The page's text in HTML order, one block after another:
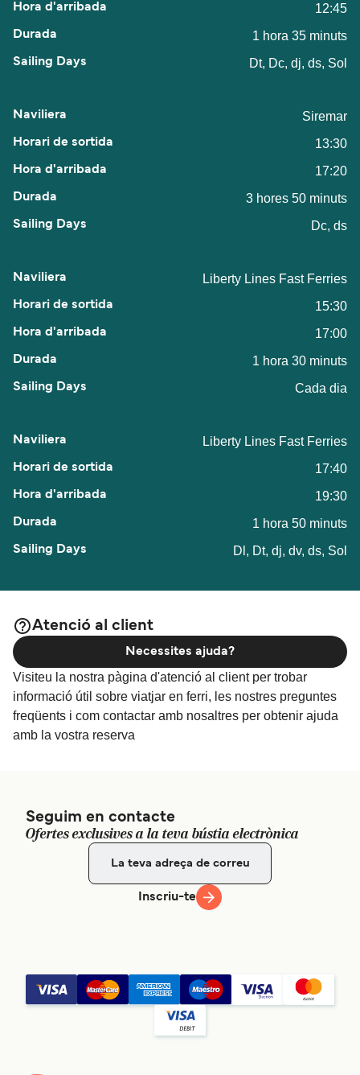
12:45
1 hora 35 minuts
Dt, Dc, dj, ds, Sol
Siremar
13:30
17:20
3 hores 50 minuts
Dc, ds
Liberty Lines Fast Ferries
15:30
17:00
1 hora 30 minuts
Cada dia
Liberty Lines Fast Ferries
17:40
19:30
1 hora 50 minuts
Dl, Dt, dj, dv, ds, Sol
Atenció al client
Visiteu la nostra pàgina d'atenció al client per trobar
informació útil sobre viatjar en ferri, les nostres preguntes
freqüents i com contactar amb nosaltres per obtenir ajuda
amb la vostra reserva
Necessites ajuda?
Seguim en contacte
Ofertes exclusives a la teva bústia electrònica
Inscriu-te